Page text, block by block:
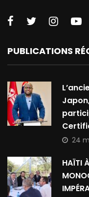
PUBLICATIONS
24
HAÏTI